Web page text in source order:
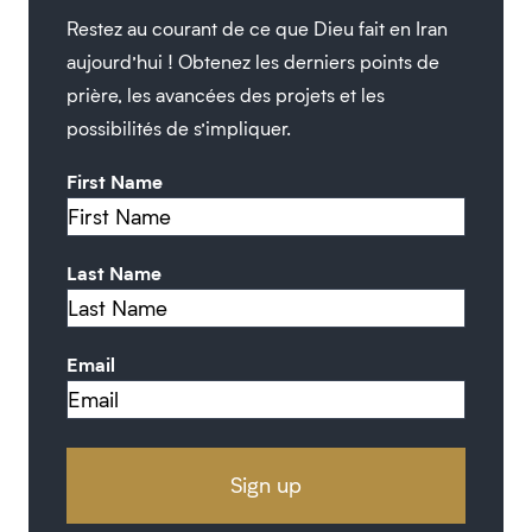
Restez au courant de ce que Dieu fait en Iran
aujourd’hui ! Obtenez les derniers points de
prière, les avancées des projets et les
possibilités de s’impliquer.
First Name
Last Name
Email